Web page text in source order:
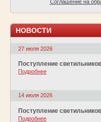
Соглашение на
НОВОСТИ
27 июля 2026
Поступление
Подробнее
14 июля 2026
Поступление
Подробнее